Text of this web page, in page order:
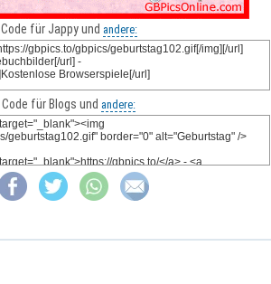
Code für Jappy und andere:
Code für Blogs und andere: